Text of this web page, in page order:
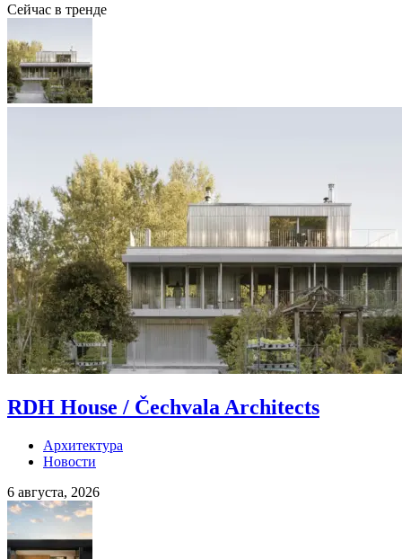
Сейчас в тренде
RDH House / Čechvala Architects
Архитектура
Новости
6 августа, 2026